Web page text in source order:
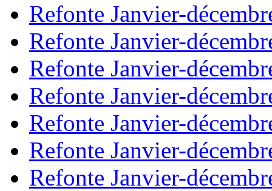
Refonte Janvier-
Refonte Janvier-
Refonte Janvier-
Refonte Janvier-
Refonte Janvier-
Refonte Janvier-
Refonte Janvier-